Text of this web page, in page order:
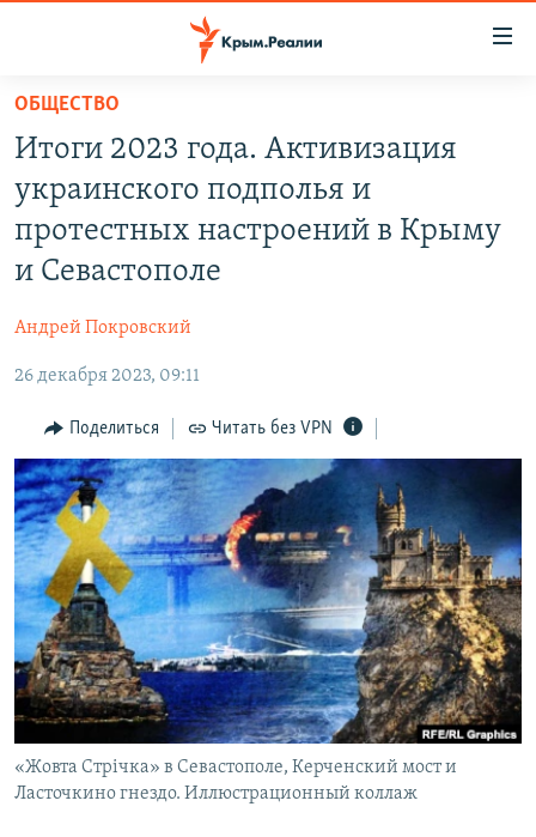
Вернуться
основному
содержанию
Вернутся
главной
Вернутся
КАРТА ВОЕННЫХ ОБЪЕКТОВ КРЫМА
ВОДА
ИСТОРИЯ
ИНТЕРАКТИВ
ИНФОГРАФИКА
ТЕЛЕПРОЕКТ КРЫМ.РЕАЛИИ
СОВЕТЫ ПРАВОЗАЩИТНИКОВ
ПРОПАВШИЕ БЕЗ ВЕСТИ
ПОБЕДИТЕЛЕЙ НЕ СУДЯТ?
КРЫМ.НЕПОКОРЕННЫЙ
ELIFBE
УКРАИНСКАЯ ПРОБЛЕМА КРЫМА
РАДІО СВОБОДА
КАК ОБОЙТИ БЛОКИРОВКУ
Qırımtatar
ПРИСОЕДИНЯЙТЕСЬ!
Все сайты RFE/RL
ОБЩЕСТВО
Итоги 2023 года. Активизация
украинского подполья и
протестных настроений в Крыму
и Севастополе
Андрей Покровский
26 декабря 2023, 09:11
Поделиться Читать без VPN
«Жовта Стрічка» в Севастополе, Керченский мост и
Ласточкино гнездо. Иллюстрационный коллаж